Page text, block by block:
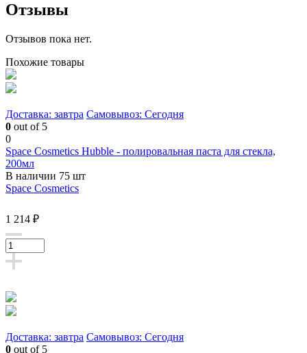
Отзывы
Отзывов пока нет.
Похожие товары
Доставка: завтра Самовывоз: Сегодня
0 out of 5
0
Space Cosmetics Hubble - полировальная паста для стекла,
200мл
В наличии 75 шт
Space Cosmetics
1 214 ₽
Доставка: завтра Самовывоз: Сегодня
0 out of 5